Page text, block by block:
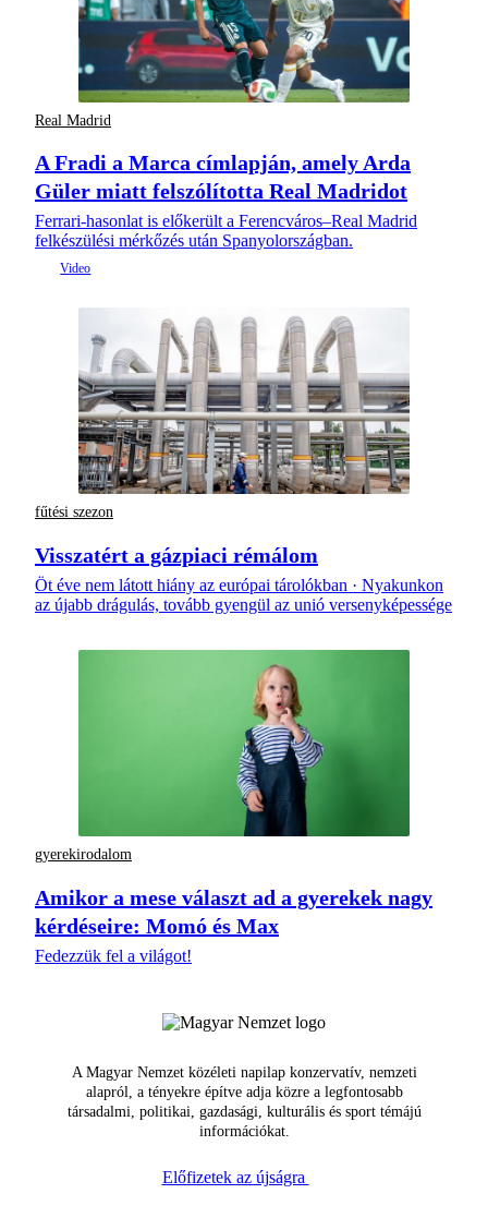
Real Madrid
A Fradi a Marca címlapján, amely Arda
Güler miatt felszólította Real Madridot
Ferrari-hasonlat is előkerült a Ferencváros–Real Madrid
felkészülési mérkőzés után Spanyolországban.
fűtési szezon
Visszatért a gázpiaci rémálom
Öt éve nem látott hiány az európai tárolókban · Nyakunkon
az újabb drágulás, tovább gyengül az unió versenyképessége
gyerekirodalom
Amikor a mese választ ad a gyerekek nagy
kérdéseire: Momó és Max
Fedezzük fel a világot!
A Magyar Nemzet közéleti napilap konzervatív, nemzeti
alapról, a tényekre építve adja közre a legfontosabb
társadalmi, politikai, gazdasági, kulturális és sport témájú
információkat.
Előfizetek az újságra